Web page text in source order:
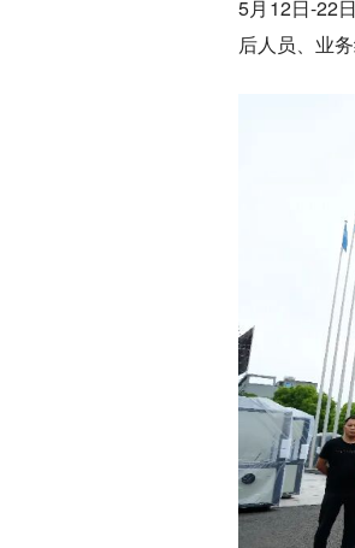
5月12日-22
后人员、业